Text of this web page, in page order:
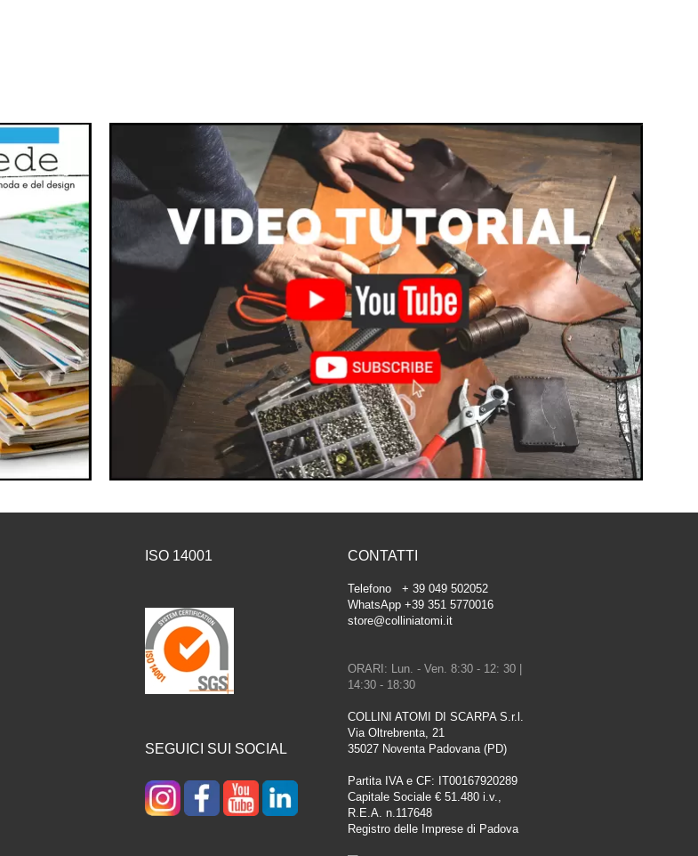
ISO 14001
SEGUICI SUI SOCIAL
CONTATTI
Telefono + 39 049 502052
WhatsApp +39 351 5770016
store@colliniatomi.it
ORARI: Lun. - Ven. 8:30 - 12: 30 |
14:30 - 18:30
COLLINI ATOMI DI SCARPA S.r.l.
Via Oltrebrenta, 21
35027 Noventa Padovana (PD)
Partita IVA e CF: IT00167920289
Capitale Sociale € 51.480 i.v.,
R.E.A. n.117648
Registro delle Imprese di Padova